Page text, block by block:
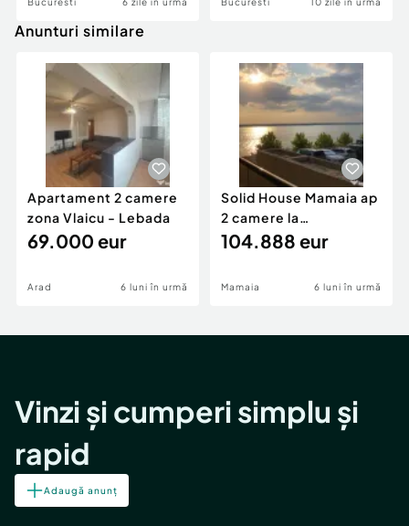
Anunturi similare
Apartament 2 camere
zona Vlaicu - Lebada
69.000 eur
Arad 6 luni în urmă
Solid House Mamaia ap
2 camere la
cheie,langa Mega
104.888 eur
Mamaia 6 luni în urmă
Vinzi și cumperi simplu și
rapid
Adaugă anunț